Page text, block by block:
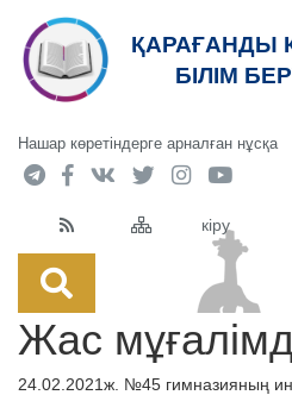
ҚАРАҒАНДЫ
БІЛІМ
Нашар көретіндерге арналған нұсқа
кіру
Жас
24.02.2021ж. №45 гимназияның